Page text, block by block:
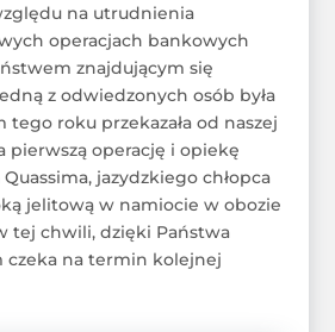
na utrudnienia
operacjach bankowych
znajdującym się
z odwiedzonych osób była
tego roku przekazała od naszej
pierwszą operację i opiekę
jazydzkiego chłopca
jelitową w namiocie w obozie
tej chwili, dzięki Państwa
czeka na termin kolejnej